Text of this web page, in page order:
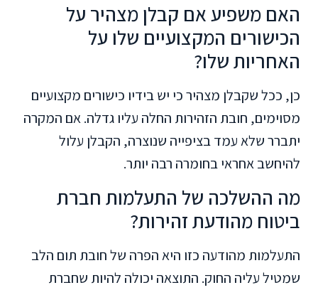
האם משפיע אם קבלן מצהיר על
הכישורים המקצועיים שלו על
האחריות שלו?
כן, ככל שקבלן מצהיר כי יש בידיו כישורים מקצועיים
מסוימים, חובת הזהירות החלה עליו גדלה. אם המקרה
יתברר שלא עמד בציפייה שנוצרה, הקבלן עלול
להיחשב אחראי בחומרה רבה יותר.
מה ההשלכה של התעלמות חברת
ביטוח מהודעת זהירות?
התעלמות מהודעה כזו היא הפרה של חובת תום הלב
שמטיל עליה החוק. התוצאה יכולה להיות שחברת